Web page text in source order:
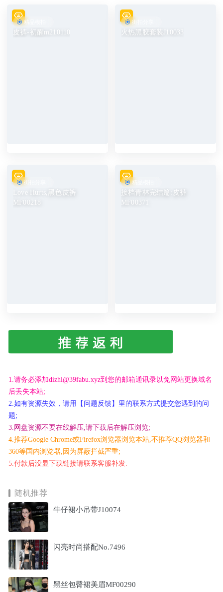
精品模拍
皮裤-初醒m210110
街拍分享
火热黑胶套装J10033
街拍分享
Love Hurts,黑色皮裤
MF00218
精品模拍
接档青林完结篇:皮裤
MF00371
1.请务必添加dizhi@39fabu.xyz到您的邮箱通讯录以免网站更换域名
后丢失本站;
2.如有资源失效，请用【问题反馈】里的联系方式提交您遇到的问
题;
3.网盘资源不要在线解压,请下载后在解压浏览;
4.推荐Google Chrome或Firefox浏览器浏览本站,不推荐QQ浏览器和
360等国内浏览器,因为屏蔽拦截严重;
5.付款后没显下载链接请联系客服补发.
随机推荐
牛仔裙小吊带J10074
闪亮时尚搭配No.7496
黑丝包臀裙美眉MF00290